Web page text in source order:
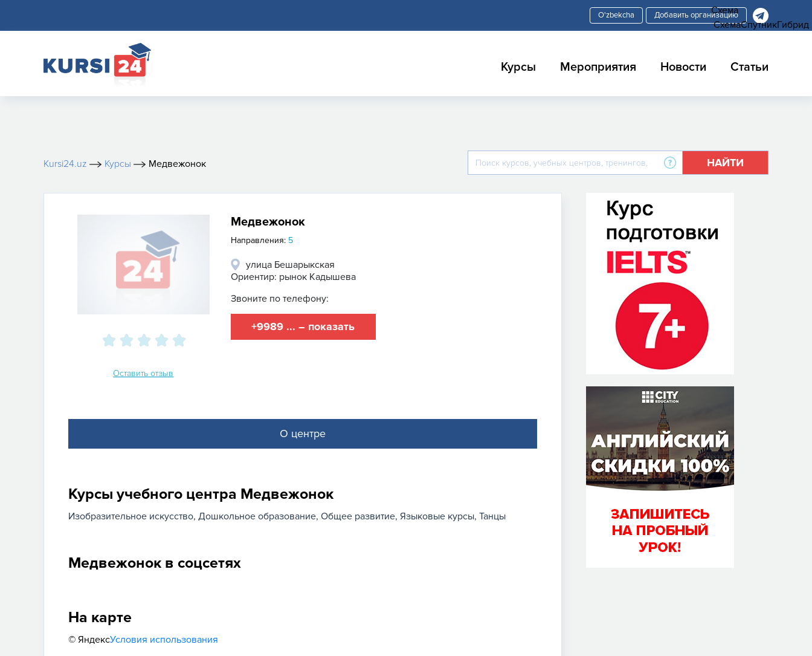
Добавить организацию
Курсы Мероприятия Новости Статьи
Kursi24.uz Курсы Медвежонок НАЙТИ
Оставить отзыв
Медвежонок
Направления: 5
улица Бешарыкская
Ориентир: рынок Кадышева
Звоните по телефону:
+9989 ... – показать
О центре
Курсы учебного центра Медвежонок
Изобразительное искусство Дошкольное образование Общее развитие Языковые курсы Танцы
Медвежонок в соцсетях
На карте
© ЯндексУсловия использования
Схема
СхемаСпутникГибрид